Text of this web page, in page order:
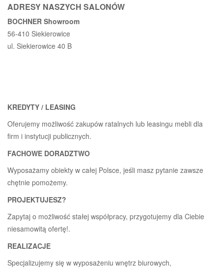
ADRESY NASZYCH SALONÓW
BOCHNER Showroom
56-410 Siekierowice
ul. Siekierowice 40 B
KREDYTY / LEASING
Oferujemy możliwość zakupów ratalnych lub leasingu mebli dla
firm i instytucji publicznych.
FACHOWE DORADZTWO
Wyposażamy obiekty w całej Polsce, jeśli masz pytanie zawsze
chętnie pomożemy.
PROJEKTUJESZ?
Zapytaj o możliwość stałej współpracy, przygotujemy dla Ciebie
niesamowitą ofertę!.
REALIZACJE
Specjalizujemy się w wyposażeniu wnętrz biurowych,